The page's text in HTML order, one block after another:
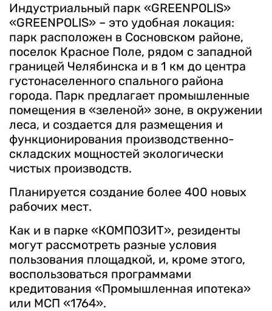
Индустриальный парк «GREENPOLIS»
«GREENPOLIS» – это удобная локация:
парк расположен в Сосновском районе,
поселок Красное Поле, рядом с западной
границей Челябинска и в 1 км до центра
густонаселенного спального района
города. Парк предлагает промышленные
помещения в «зеленой» зоне, в окружении
леса, и создается для размещения и
функционирования производственно-
складских мощностей экологически
чистых производств.
Планируется создание более 400 новых
рабочих мест.
Как и в парке «КОМПОЗИТ», резиденты
могут рассмотреть разные условия
пользования площадкой, и, кроме этого,
воспользоваться программами
кредитования «Промышленная ипотека»
или МСП «1764».